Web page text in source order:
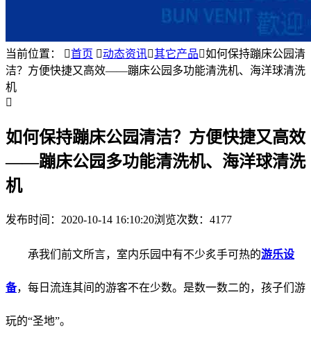
当前位置： 首页 动态资讯其它产品如何保持蹦床公园清
洁？方便快捷又高效——蹦床公园多功能清洗机、海洋球清洗
机

如何保持蹦床公园清洁？方便快捷又高效
——蹦床公园多功能清洗机、海洋球清洗
机
发布时间： 2020-10-14 16:10:20浏览次数：4177
承我们前文所言，室内乐园中有不少炙手可热的游乐设
备，每日流连其间的游客不在少数。是数一数二的，孩子们游
玩的“圣地”。